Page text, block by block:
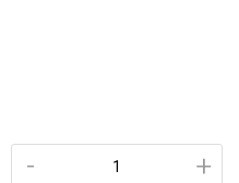
+
- +
-